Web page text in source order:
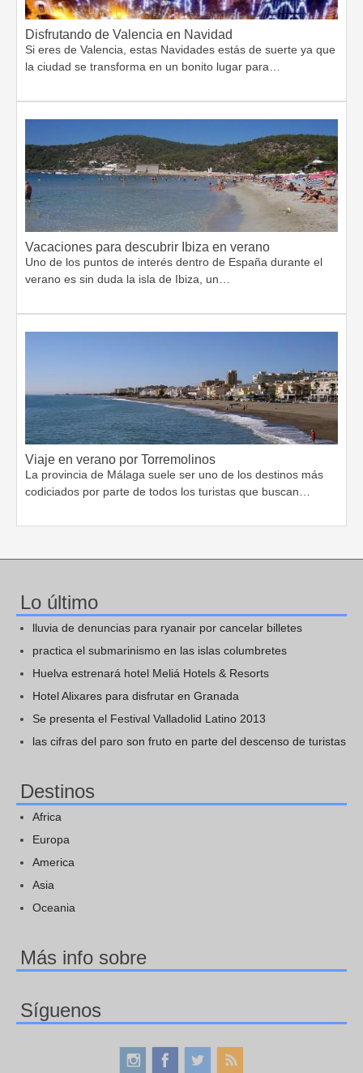
Disfrutando de Valencia en Navidad
Si eres de Valencia, estas Navidades estás de suerte ya que
la ciudad se transforma en un bonito lugar para…
Vacaciones para descubrir Ibiza en verano
Uno de los puntos de interés dentro de España durante el
verano es sin duda la isla de Ibiza, un…
Viaje en verano por Torremolinos
La provincia de Málaga suele ser uno de los destinos más
codiciados por parte de todos los turistas que buscan…
Lo último
lluvia de denuncias para ryanair por cancelar billetes
practica el submarinismo en las islas columbretes
Huelva estrenará hotel Meliá Hotels & Resorts
Hotel Alixares para disfrutar en Granada
Se presenta el Festival Valladolid Latino 2013
las cifras del paro son fruto en parte del descenso de turistas
Destinos
Africa
Europa
America
Asia
Oceania
Más info sobre
Síguenos